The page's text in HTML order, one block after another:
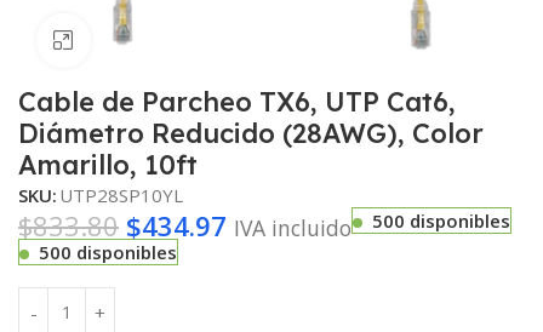
Haga clic para ampliar
Cable de Parcheo TX6, UTP Cat6,
Diámetro Reducido (28AWG), Color
Amarillo, 10ft
SKU: UTP28SP10YL
$833.80 $434.97 IVA incluido
500 disponibles
500 disponibles